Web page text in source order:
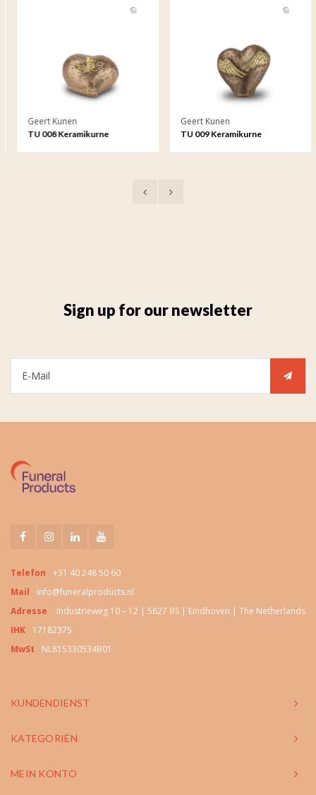
Geert Kunen
TU 008 Keramikurne
Geert Kunen
TU 009 Keramikurne
Sign up for our newsletter
Telefon
+31 40 248 50 60
Mail
info@funeralproducts.nl
Adresse
Industrieweg 10 – 12 | 5627 BS | Eindhoven | The Netherlands
IHK
17182375
MwSt
NL815330534B01
KUNDENDIENST
KATEGORIËN
MEIN KONTO